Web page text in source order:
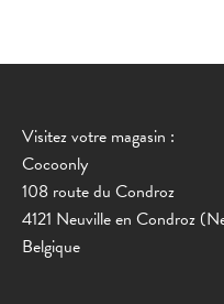
Visitez votre magasin :
Cocoonly
108 route du Condroz
4121 Neuville en Condroz
Belgique